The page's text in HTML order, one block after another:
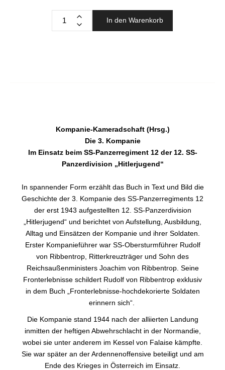
In den Warenkorb
Kompanie-Kameradschaft (Hrsg.)
Die 3. Kompanie
Im Einsatz beim SS-Panzerregiment 12 der 12. SS-
Panzerdivision „Hitlerjugend“
In spannender Form erzählt das Buch in Text und Bild die
Geschichte der 3. Kompanie des SS-Panzerregiments 12
der erst 1943 aufgestellten 12. SS-Panzerdivision
„Hitlerjugend“ und berichtet von Aufstellung, Ausbildung,
Alltag und Einsätzen der Kompanie und ihrer Soldaten.
Erster Kompanieführer war SS-Obersturmführer Rudolf
von Ribbentrop, Ritterkreuzträger und Sohn des
Reichsaußenministers Joachim von Ribbentrop. Seine
Fronterlebnisse schildert Rudolf von Ribbentrop exklusiv
in dem Buch „Fronterlebnisse-hochdekorierte Soldaten
erinnern sich“.
Die Kompanie stand 1944 nach der alliierten Landung
inmitten der heftigen Abwehrschlacht in der Normandie,
wobei sie unter anderem im Kessel von Falaise kämpfte.
Sie war später an der Ardennenoffensive beteiligt und am
Ende des Krieges in Österreich im Einsatz.